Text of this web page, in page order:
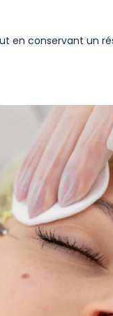
en conservant un